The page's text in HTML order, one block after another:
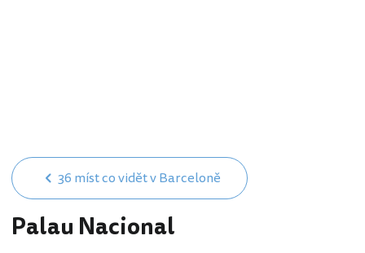
36 míst co vidět v Barceloně
Palau Nacional